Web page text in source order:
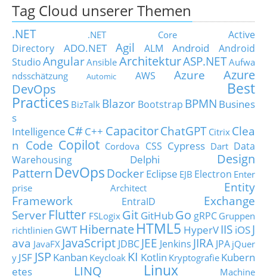
Tag Cloud unserer Themen
.NET .NET Core
Active
Directory
ADO.NET Agil ALM Android
Android
StudioAngularAnsible ArchitekturASP.NETAufwa
ndsschätzung
Automic AWS Azure
Azure
DevOps
Best
Practices BizTalk Blazor Bootstrap BPMN Busines
s
Intelligence C#C++ CapacitorChatGPT Citrix Clea
n Code Copilot Cordova CSS Cypress Dart Data
Warehousing
Delphi
Design
Pattern DevOps DockerEclipse EJB Electron Enter
prise Architect
Entity
Framework
EntraID
Exchange
Server Flutter FSLogix Git GitHubGo gRPC Gruppen
richtlinien GWT HibernateHTML5 HyperVIIS iOSJ
ava JavaFX JavaScript JDBC JEE Jenkins JIRA JPA jQuer
y JSF JSP Kanban Keycloak KI Kotlin Kryptografie Kubern
etes
LINQ Linux
Machine